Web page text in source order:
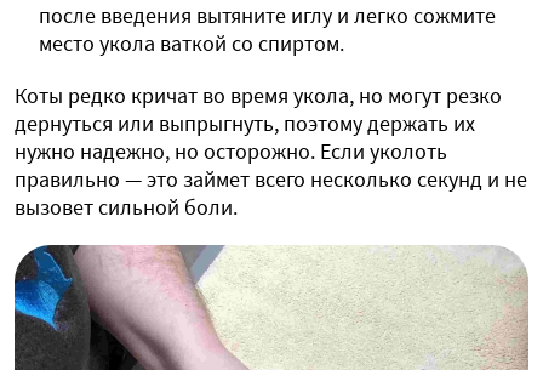
после введения вытяните иглу и легко сожмите
место укола ваткой со спиртом.
Коты редко кричат во время укола, но могут резко
дернуться или выпрыгнуть, поэтому держать их
нужно надежно, но осторожно. Если уколоть
правильно — это займет всего несколько секунд и не
вызовет сильной боли.